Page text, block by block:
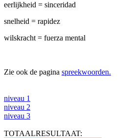
eerlijkheid = sinceridad
snelheid = rapidez
wilskracht = fuerza mental
Zie ook de pagina spreekwoorden.
niveau 1
niveau 2
niveau 3
TOTAALRESULTAAT: